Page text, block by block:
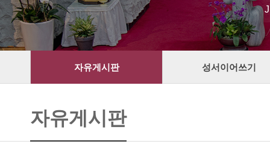
자유게시판 성서이어쓰기
자유게시판